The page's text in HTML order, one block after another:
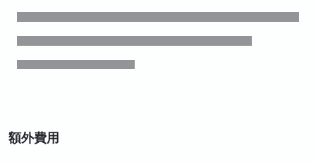
額外費用